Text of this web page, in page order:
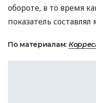
обороте, в то время
показатель составлял
По материалам: